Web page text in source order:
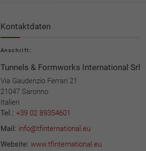
Kontaktdaten
Anschrift:
Tunnels & Formworks International Srl
Via Gaudenzio Ferrari 21
21047 Saronno
Italien
Tel.: +39 02 89354601
Mail: info@tfinternational.eu
Website: www.tfinternational.eu